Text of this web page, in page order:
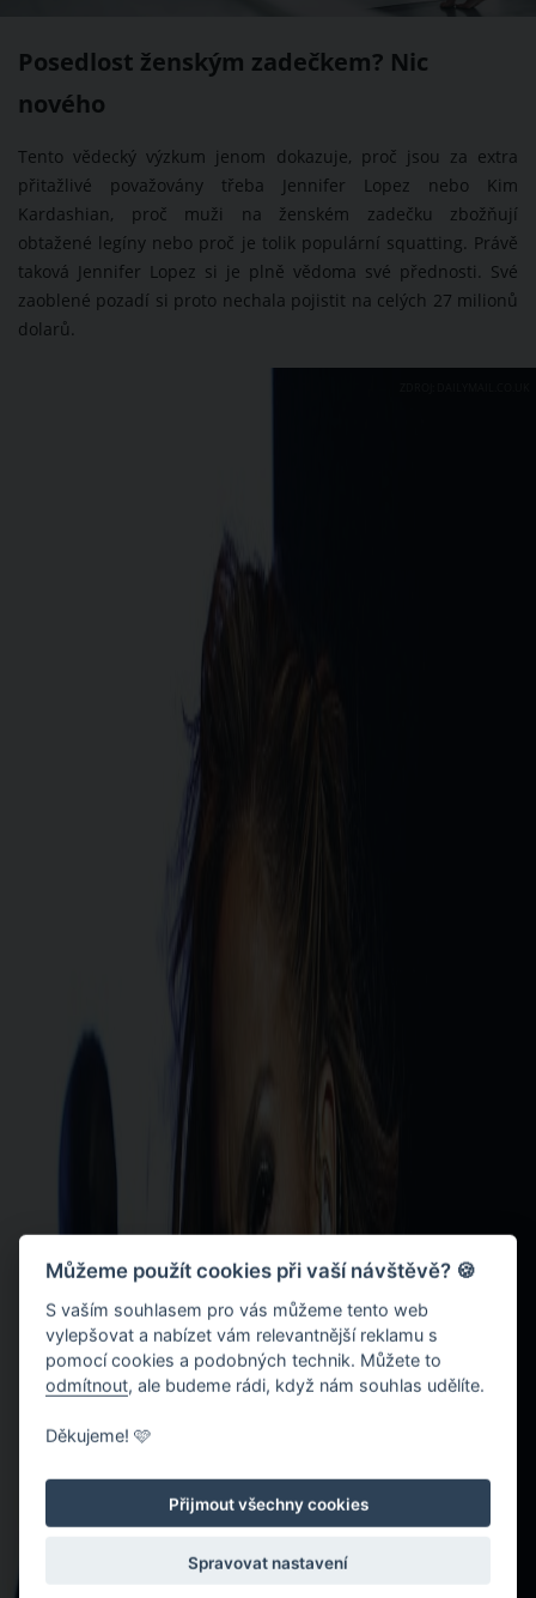
Posedlost ženským zadečkem? Nic
nového
Tento vědecký výzkum jenom dokazuje, proč jsou za extra
přitažlivé považovány třeba Jennifer Lopez nebo Kim
Kardashian, proč muži na ženském zadečku zbožňují
obtažené legíny nebo proč je tolik populární squatting. Právě
taková Jennifer Lopez si je plně vědoma své přednosti. Své
zaoblené pozadí si proto nechala pojistit na celých 27 milionů
dolarů.
Můžeme použít cookies při vaší návštěvě? 🍪
S vaším souhlasem pro vás můžeme tento web
vylepšovat a nabízet vám relevantnější reklamu s
pomocí cookies a podobných technik. Můžete to
odmítnout , ale budeme rádi, když nám souhlas udělíte.
Děkujeme! 🩷
Přijmout všechny cookies
Spravovat nastavení